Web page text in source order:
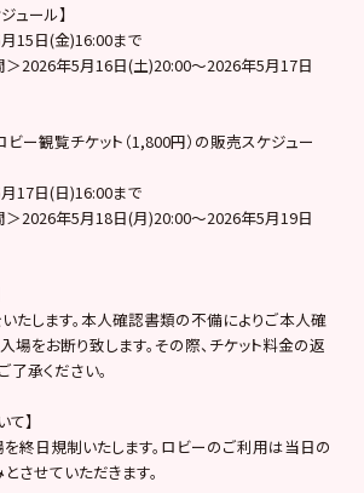
ュール】
15日(金)16:00まで
2026年5月16日(土)20:00～2026年5月17日
ー観覧チケット（1,800円）の販売スケジュー
17日(日)16:00まで
2026年5月18日(月)20:00～2026年5月19日
たします。本人確認書類の不備によりご本人確
場をお断り致します。その際、チケット料金の返
承ください。
】
終日規制いたします。ロビーのご利用は当日の
させていただきます。